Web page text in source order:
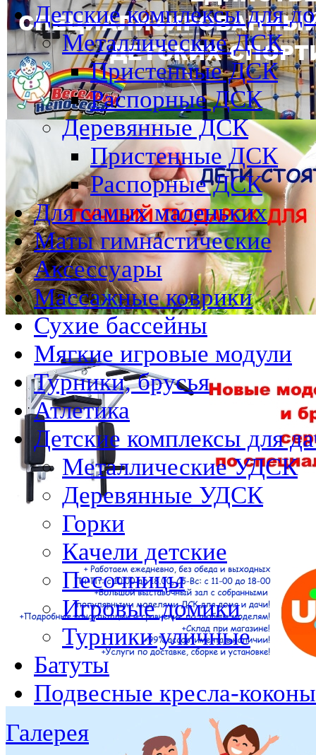
Детские комплексы для
Металлические ДСК
Пристенные ДСК
Распорные ДСК
Деревянные ДСК
Пристенные ДСК
Распорные ДСК
Для самых маленьких
Маты гимнастические
Аксессуары
Массажные коврики
Сухие бассейны
Мягкие игровые модули
Турники, брусья
Атлетика
Детские комплексы для
Металлические УДСК
Деревянные УДСК
Горки
Качели детские
Песочницы
Игровые домики
Турники уличные
Батуты
Подвесные кресла-коконы
Галерея